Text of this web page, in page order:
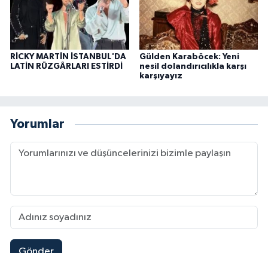
RİCKY MARTİN İSTANBUL'DA
LATİN RÜZGÂRLARI ESTİRDİ
Gülden Karaböcek: Yeni
nesil dolandırıcılıkla karşı
karşıyayız
Yorumlar